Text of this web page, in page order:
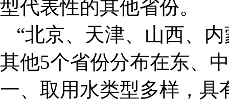
型代表性的其他省份。
“北京、天津、山西、
其他5个省份分布在东、
一、取用水类型多样，具